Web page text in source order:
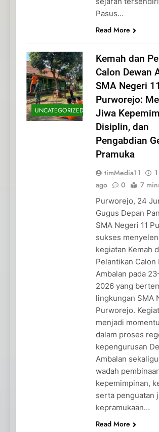
Pasus…
Read More
UNCATEGORIZED
Kemah dan
Calon Dewan
SMA Negeri 11
Purworejo:
Jiwa
Disiplin, dan
Pengabdian
Pramuka
timMedia11
ago
0 7
Purworejo, 24
Gugus Depan
SMA Negeri 11
sukses
kegiatan Kemah
Pelantikan Calon
Ambalan pada
2026 yang
lingkungan SMA
Purworejo.
menjadi
dalam proses
kepengurusan
Ambalan
wadah
kepemimpinan,
serta penguatan
kepramukaan…
Read More